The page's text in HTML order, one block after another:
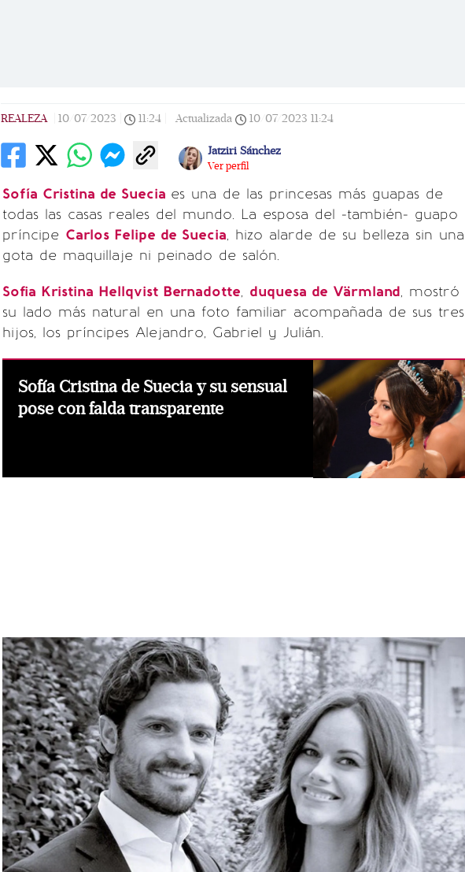
REALEZA 10/07/2023 11:24 Actualizada 10/07/2023 11:24
Jatziri Sánchez
Ver perfil
Sofía Cristina de Suecia es una de las princesas más guapas de
todas las casas reales del mundo. La esposa del -también- guapo
príncipe Carlos Felipe de Suecia, hizo alarde de su belleza sin una
gota de maquillaje ni peinado de salón.
Sofia Kristina Hellqvist Bernadotte, duquesa de Värmland, mostró
su lado más natural en una foto familiar acompañada de sus tres
hijos, los príncipes Alejandro, Gabriel y Julián.
Sofía Cristina de Suecia y su sensual
pose con falda transparente